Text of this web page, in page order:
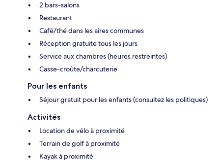
2 bars-salons
Restaurant
Café/thé dans les aires communes
Réception gratuite tous les jours
Service aux chambres (heures restreintes)
Casse-croûte/charcuterie
Pour les enfants
Séjour gratuit pour les enfants (consultez les politiques)
Activités
Location de vélo à proximité
Terrain de golf à proximité
Kayak à proximité